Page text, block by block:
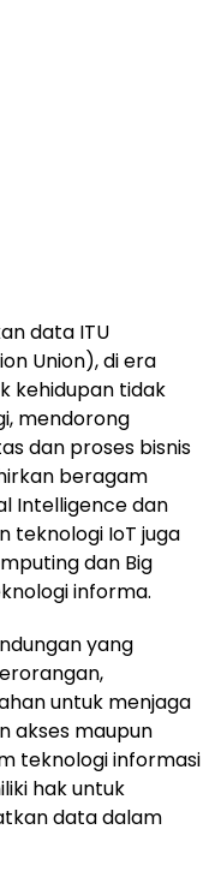
data ITU
Union), di era
kehidupan tidak
mendorong
dan proses bisnis
beragam
Intelligence dan
teknologi IoT juga
dan Big
informa.
yang
untuk menjaga
akses maupun
teknologi informasi
hak untuk
data dalam